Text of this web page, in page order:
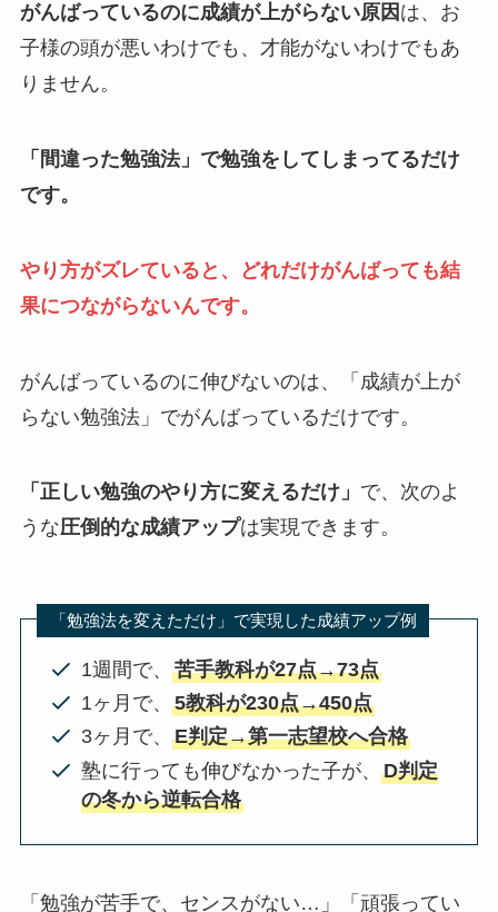
がんばっているのに成績が上がらない原因 は、お
子様の頭が悪いわけでも、才能がないわけでもあ
りません。
「間違った勉強法」で勉強をしてしまってるだけ
です。
やり方がズレていると、どれだけがんばっても結
果につながらないんです。
がんばっているのに伸びないのは、「成績が上が
らない勉強法」でがんばっているだけです。
「正しい勉強のやり方に変えるだけ」 で、次のよ
うな圧倒的な成績アップは実現できます。
「勉強法を変えただけ」で実現した成績アップ例
1週間で、 苦手教科が27点→73点
1ヶ月で、 5教科が230点→450点
3ヶ月で、 E判定→第一志望校へ合格
塾に行っても伸びなかった子が、 D判定
の冬から逆転合格
「勉強が苦手で、センスがない…」「頑張ってい